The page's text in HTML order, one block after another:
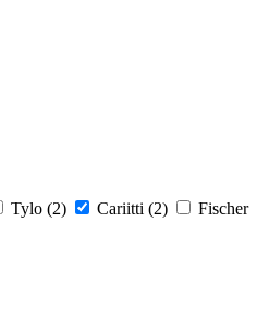
Tylo (2) Cariitti (2)
Fischer